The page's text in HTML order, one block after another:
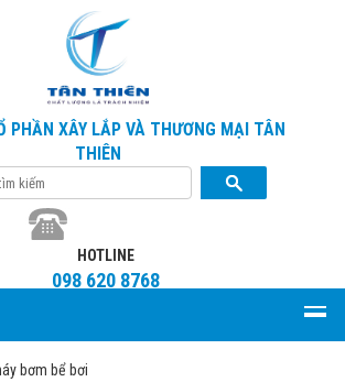
PHẦN XÂY LẮP VÀ THƯƠNG MẠI TÂN
THIÊN
HOTLINE
098 620 8768
bơm bể bơi